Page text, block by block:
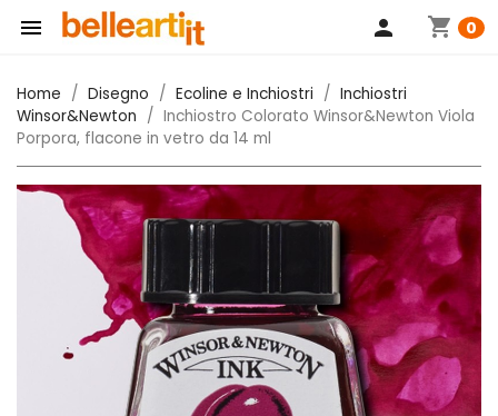
 shopping_cart 0
person
Home Disegno Ecoline e Inchiostri
Inchiostri
Winsor&Newton
Inchiostro Colorato Winsor&Newton Viola
Porpora, flacone in vetro da 14 ml